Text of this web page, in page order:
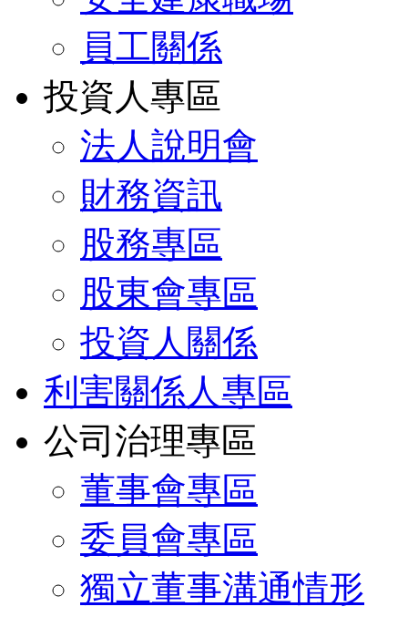
員工關係
投資人專區
法人說明會
財務資訊
股務專區
股東會專區
投資人關係
利害關係人專區
公司治理專區
董事會專區
委員會專區
獨立董事溝通情形